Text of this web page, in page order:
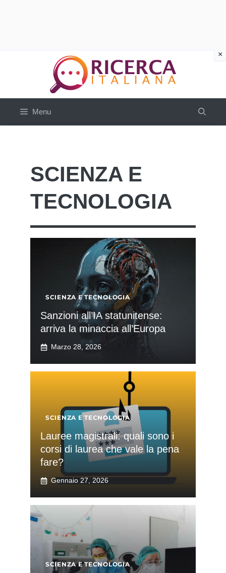
Menu
SCIENZA E
TECNOLOGIA
SCIENZA E TECNOLOGIA
Sanzioni all’IA statunitense:
arriva la minaccia all’Europa
Marzo 28, 2026
SCIENZA E TECNOLOGIA
Lauree magistrali: quali sono i
corsi di laurea che vale la pena
fare?
Gennaio 27, 2026
SCIENZA E TECNOLOGIA